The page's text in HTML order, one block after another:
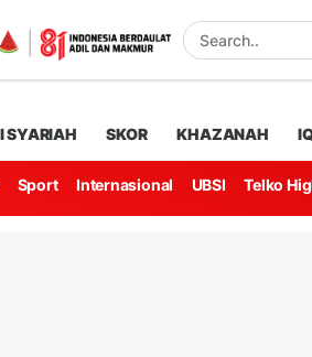
SYARIAH SKOR KHAZANAH
Sport Internasional UBSI Telko